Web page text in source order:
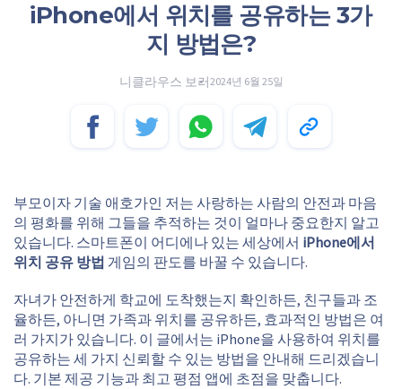
iPhone에서 위치를 공유하는 3가
지 방법은?
니클라우스 보러2024년 6월 25일
부모이자 기술 애호가인 저는 사랑하는 사람의 안전과 마음
의 평화를 위해 그들을 추적하는 것이 얼마나 중요한지 알고
있습니다. 스마트폰이 어디에나 있는 세상에서 iPhone에서
위치 공유 방법 게임의 판도를 바꿀 수 있습니다.
자녀가 안전하게 학교에 도착했는지 확인하든, 친구들과 조
율하든, 아니면 가족과 위치를 공유하든, 효과적인 방법은 여
러 가지가 있습니다. 이 글에서는 iPhone을 사용하여 위치를
공유하는 세 가지 신뢰할 수 있는 방법을 안내해 드리겠습니
다. 기본 제공 기능과 최고 평점 앱에 초점을 맞춥니다.